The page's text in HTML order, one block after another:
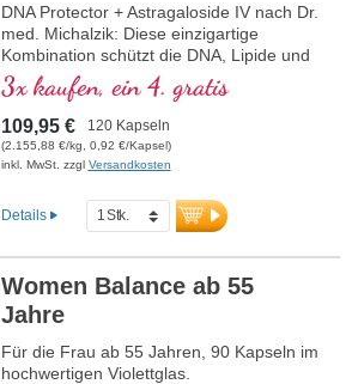
DNA Protector + Astragaloside IV nach Dr.
med. Michalzik: Diese einzigartige
Kombination schützt die DNA, Lipide und
Proteine vor oxidativem Stress und enthält
wertvolle Inhaltsstoffe wie OPC,
Granatapfel, Lutein, Astragaloside IV und
Selen. Selen trägt dazu bei, die Zellen vor
oxidativem Stress zu schützen. Vegan, frei
Deutschland hergestellt.
mehr Informationen zu DNA Protector
3x kaufen, ein 4. gratis
109,95 € 120 Kapseln
(2.155,88 €/kg, 0,92 €/Kapsel)
inkl. MwSt. zzgl Versandkosten
Details
Women Balance ab 55
Jahre
Für die Frau ab 55 Jahren, 90 Kapseln im
hochwertigen Violettglas.